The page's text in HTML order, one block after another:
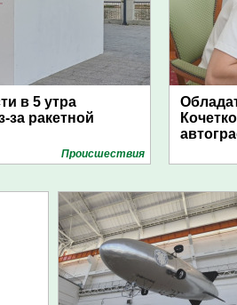
в 5 утра
за ракетной
Проиcшествия